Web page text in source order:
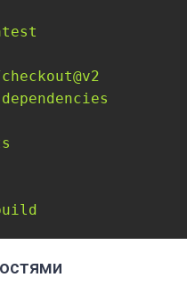
dependencies